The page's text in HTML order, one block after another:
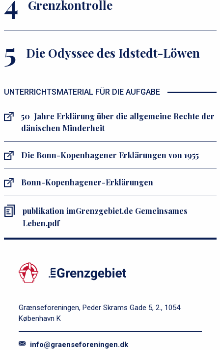
Grenzkontrolle
Die Odyssee des Idstedt-Löwen
UNTERRICHTSMATERIAL FÜR DIE AUFGABE
50 Jahre Erklärung über die allgemeine Rechte der
dänischen Minderheit
Die Bonn-Kopenhagener Erklärungen von 1955
Bonn-Kopenhagener-Erklärungen
publikation imGrenzgebiet.de Gemeinsames
Leben.pdf
Grænseforeningen, Peder Skrams Gade 5, 2., 1054
København K
info@graenseforeningen.dk